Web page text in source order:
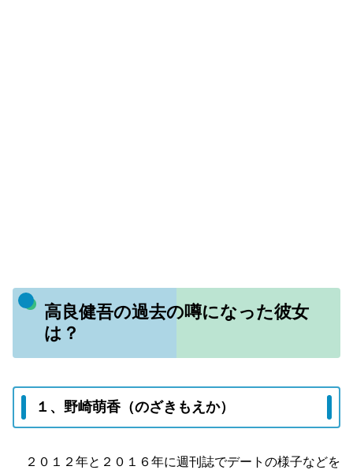
高良健吾の過去の噂になった彼女
は？
１、野崎萌香（のざきもえか）
２０１２年と２０１６年に週刊誌でデートの様子などを